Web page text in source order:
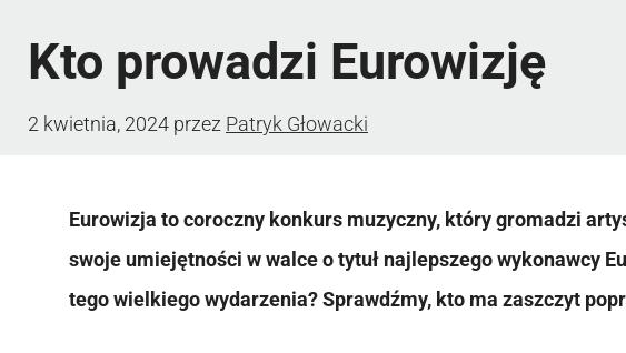
Kto prowadzi Eurowizję
2 kwietnia, 2024 przez Patryk Głowacki
Eurowizja to coroczny konkurs muzyczny, który gromadzi
swoje umiejętności w walce o tytuł najlepszego wykonawcy
tego wielkiego wydarzenia? Sprawdźmy, kto ma zaszczyt